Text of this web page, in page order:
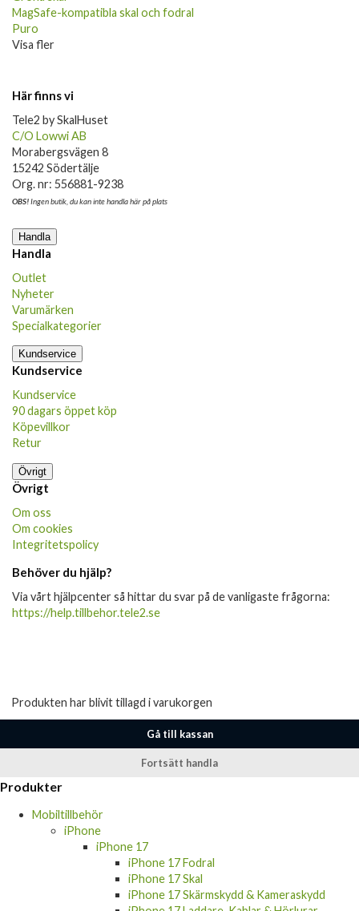
MagSafe-kompatibla skal och fodral
Puro
Visa fler
Här finns vi
Tele2 by SkalHuset
C/O Lowwi AB
Morabergsvägen 8
15242 Södertälje
Org. nr: 556881-9238
OBS!Ingen butik, du kan inte handla här på plats
Handla
Handla
Outlet
Nyheter
Varumärken
Specialkategorier
Kundservice
Kundservice
Kundservice
90 dagars öppet köp
Köpevillkor
Retur
Övrigt
Övrigt
Om oss
Om cookies
Integritetspolicy
Behöver du hjälp?
Via vårt hjälpcenter så hittar du svar på de vanligaste frågorna:
https://help.tillbehor.tele2.se
Produkten har blivit tillagd i varukorgen
Gå till kassan
Fortsätt handla
Produkter
Mobiltillbehör
iPhone
iPhone 17
iPhone 17 Fodral
iPhone 17 Skal
iPhone 17 Skärmskydd & Kameraskydd